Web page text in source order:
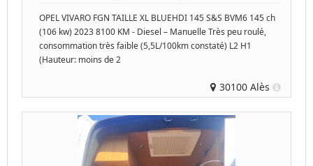
OPEL VIVARO FGN TAILLE XL BLUEHDI 145 S&S BVM6 145 ch
(106 kw) 2023 8100 KM - Diesel – Manuelle Très peu roulé,
consommation très faible (5,5L/100km constaté) L2 H1
(Hauteur: moins de 2
30100 Alès